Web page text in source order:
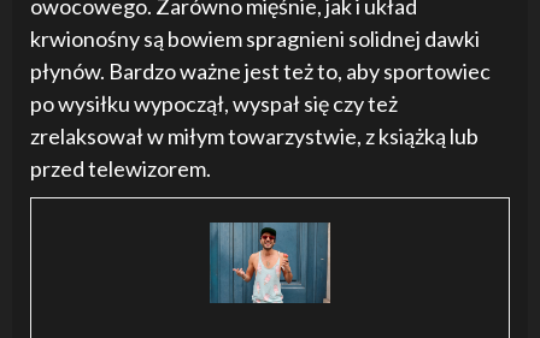
owocowego. Zarówno mięśnie, jak i układ
krwionośny są bowiem spragnieni solidnej dawki
płynów. Bardzo ważne jest też to, aby sportowiec
po wysiłku wypoczął, wyspał się czy też
zrelaksował w miłym towarzystwie, z książką lub
przed telewizorem.